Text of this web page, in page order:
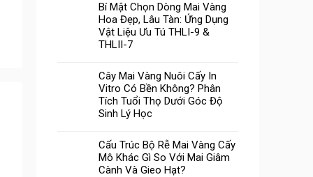
Bí Mật Chọn Dòng Mai Vàng
Hoa Đẹp, Lâu Tàn: Ứng Dụng
Vật Liệu Ưu Tú THLI-9 &
THLII-7
Cây Mai Vàng Nuôi Cấy In
Vitro Có Bền Không? Phân
Tích Tuổi Thọ Dưới Góc Độ
Sinh Lý Học
Cấu Trúc Bộ Rễ Mai Vàng Cấy
Mô Khác Gì So Với Mai Giâm
Cành Và Gieo Hạt?